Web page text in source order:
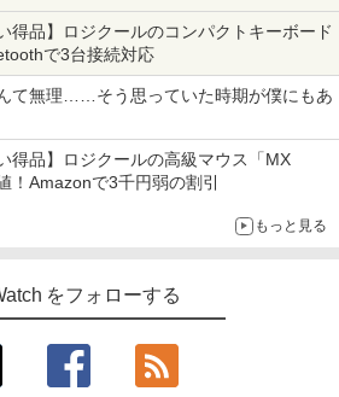
得品】ロジクールのコンパクトキーボード
で3台接続対応
て無理……そう思っていた時期が僕にもあ
得品】ロジクールの高級マウス「MX
！Amazonで3千円弱の割引
もっと見る
をフォローする